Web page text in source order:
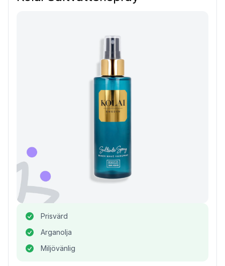
Prisvärd
Arganolja
Miljövänlig